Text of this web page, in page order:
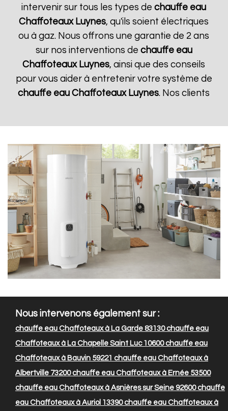
intervenir sur tous les types dechauffe eau
Chaffoteaux Luynes, qu'ils soient électriques
ou à gaz. Nous offrons une garantie de 2 ans
sur nos interventions de chauffe eau
Chaffoteaux Luynes, ainsi que des conseils
pour vous aider à entretenir votre système de
chauffe eau Chaffoteaux Luynes. Nos clients
Nous intervenons également sur :
chauffe eau Chaffoteaux à La Garde 83130chauffe eau
Chaffoteaux à La Chapelle Saint Luc 10600chauffe eau
Chaffoteaux à Bauvin 59221 chauffe eau Chaffoteaux à
Albertville 73200chauffe eau Chaffoteaux à Ernée 53500
chauffe eau Chaffoteaux à Asnières sur Seine 92600chauffe
eau Chaffoteaux à Auriol 13390chauffe eau Chaffoteaux à